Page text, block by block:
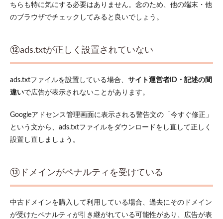
ちらも特に気にする必要はありません。念のため、他の端末・他
のブラウザでチェックしてみると良いでしょう。
⑫ads.txtが正しく設置されていない
ads.txtファイルを設置している場合、 サイト運営者ID・記述の間
違いで広告が表示されないことがあります。
Googleアドセンス管理画面に表示される警告文の「今すぐ修正」
という文から、ads.txtファイルをダウンロードをし直して正しく
設置し直しましょう。
⑬ドメインがペナルティを受けている
中古ドメインを購入して利用している場合、過去にそのドメイン
が受けたペナルティが引き継がれている可能性があり、広告が表